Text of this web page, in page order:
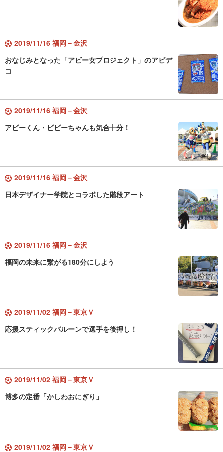
2019/11/16 福岡－金沢
おなじみとなった「アビー女プロジェクト」のアビデ
コ
2019/11/16 福岡－金沢
アビーくん・ビビーちゃんも気合十分！
2019/11/16 福岡－金沢
日本デザイナー学院とコラボした階段アート
2019/11/16 福岡－金沢
福岡の未来に繋がる180分にしよう
2019/11/02 福岡－東京Ｖ
応援スティックバルーンで選手を後押し！
2019/11/02 福岡－東京Ｖ
博多の定番「かしわおにぎり」
2019/11/02 福岡－東京Ｖ